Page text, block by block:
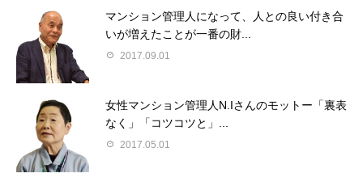
マンション管理人になって、人との良い付き合
いが増えたことが一番の財...
2017.09.01
女性マンション管理人N.Iさんのモットー「裏表
なく」「コツコツと」...
2017.05.01